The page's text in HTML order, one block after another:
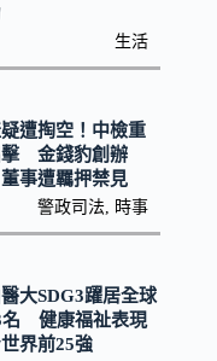
生活
遭掏空！中檢重
擊 金錢豹創辦
事遭羈押禁見
警政司法 時事
大SDG3躍居全球
名 健康福祉表現
界前25強